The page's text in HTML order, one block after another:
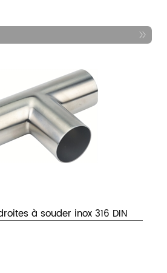
à souder inox 316 DIN